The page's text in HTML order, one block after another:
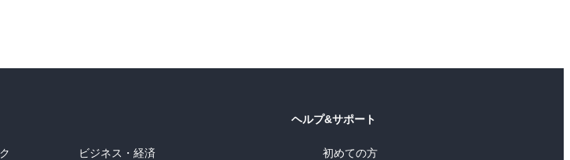
ビジネス・経済
ヘルプ&サポート
初めての方